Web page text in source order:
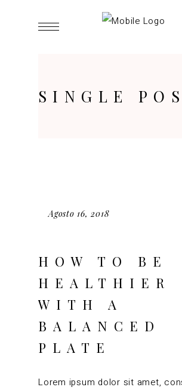
SINGLE
Agosto 16, 2018
HOW TO BE
HEALTHIER
WITH A
BALANCED
PLATE
Lorem ipsum dolor sit amet,